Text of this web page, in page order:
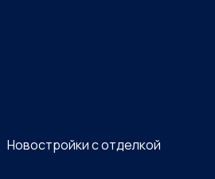
Новостройки с отделкой